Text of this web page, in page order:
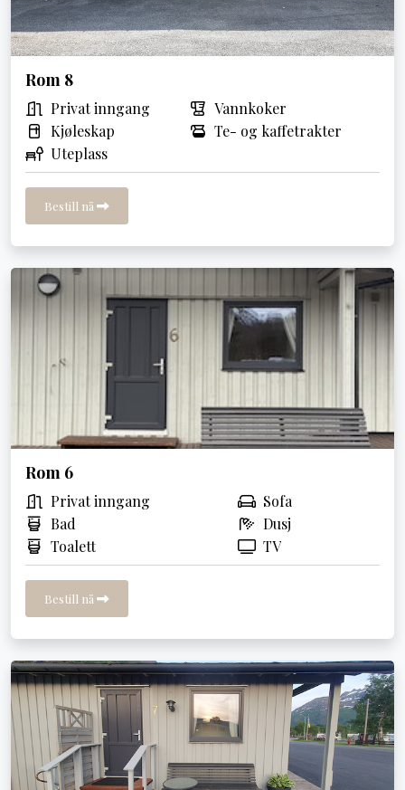
Rom 8
Privat inngang
Vannkoker
Kjøleskap
Te- og kaffetrakter
Uteplass
Bestill nå
Rom 6
Privat inngang
Sofa
Bad
Dusj
Toalett
TV
Bestill nå